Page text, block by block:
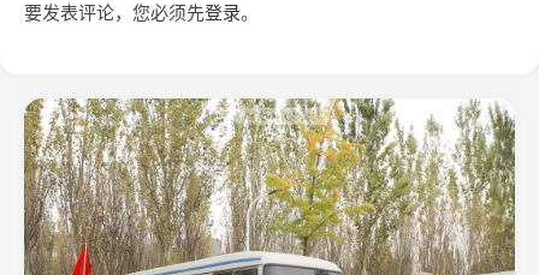
要发表评论，您必须先登录。